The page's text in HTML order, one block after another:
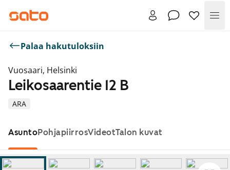
Palaa hakutuloksiin
Vuosaari, Helsinki
ARA
Leikosaarentie 12 B
AsuntoPohjapiirrosVideotTalon kuvat